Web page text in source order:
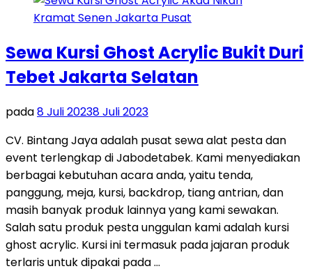
Sewa Kursi Ghost Acrylic Bukit Duri
Tebet Jakarta Selatan
pada8 Juli 20238 Juli 2023
CV. Bintang Jaya adalah pusat sewa alat pesta dan
event terlengkap di Jabodetabek. Kami menyediakan
berbagai kebutuhan acara anda, yaitu tenda,
panggung, meja, kursi, backdrop, tiang antrian, dan
masih banyak produk lainnya yang kami sewakan.
Salah satu produk pesta unggulan kami adalah kursi
ghost acrylic. Kursi ini termasuk pada jajaran produk
terlaris untuk dipakai pada …